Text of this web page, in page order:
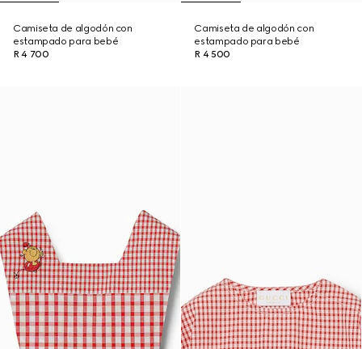
Camiseta de algodón con
estampado para bebé
R 4 700
Camiseta de algodón con
estampado para bebé
R 4 500